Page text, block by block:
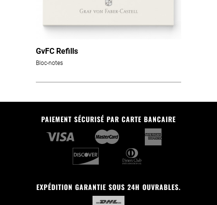
GvFC Refills
Bloc-notes
PAIEMENT SÉCURISÉ PAR CARTE BANCAIRE
EXPÉDITION GARANTIE SOUS 24H OUVRABLES.